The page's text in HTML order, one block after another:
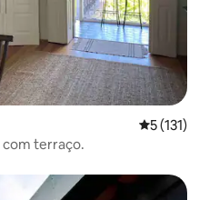
5 (131)
com terraço.